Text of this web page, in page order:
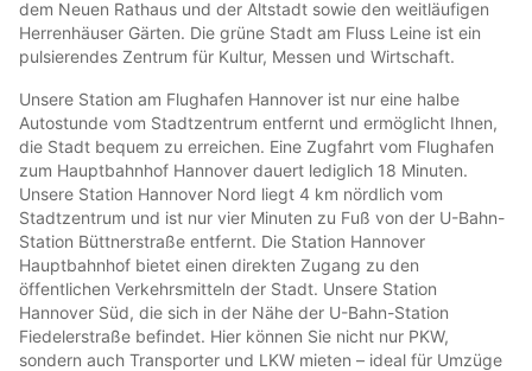
dem Neuen Rathaus und der Altstadt sowie den weitläufigen
Herrenhäuser Gärten. Die grüne Stadt am Fluss Leine ist ein
pulsierendes Zentrum für Kultur, Messen und Wirtschaft.
Unsere Station am Flughafen Hannover ist nur eine halbe
Autostunde vom Stadtzentrum entfernt und ermöglicht Ihnen,
die Stadt bequem zu erreichen. Eine Zugfahrt vom Flughafen
zum Hauptbahnhof Hannover dauert lediglich 18 Minuten.
Unsere Station Hannover Nord liegt 4 km nördlich vom
Stadtzentrum und ist nur vier Minuten zu Fuß von der U-Bahn-
Station Büttnerstraße entfernt. Die Station Hannover
Hauptbahnhof bietet einen direkten Zugang zu den
öffentlichen Verkehrsmitteln der Stadt. Unsere Station
Hannover Süd, die sich in der Nähe der U-Bahn-Station
Fiedelerstraße befindet. Hier können Sie nicht nur PKW,
sondern auch Transporter und LKW mieten – ideal für Umzüge